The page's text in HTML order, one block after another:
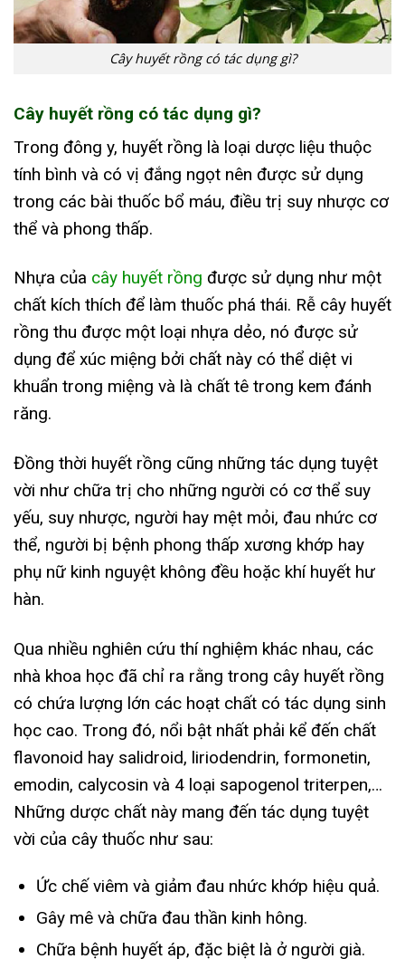
Cây huyết rồng có tác dụng gì?
Cây huyết rồng có tác dụng gì?
Trong đông y, huyết rồng là loại dược liệu thuộc
tính bình và có vị đắng ngọt nên được sử dụng
trong các bài thuốc bổ máu, điều trị suy nhược cơ
thể và phong thấp.
Nhựa của cây huyết rồng được sử dụng như một
chất kích thích để làm thuốc phá thái. Rễ cây huyết
rồng thu được một loại nhựa dẻo, nó được sử
dụng để xúc miệng bởi chất này có thể diệt vi
khuẩn trong miệng và là chất tê trong kem đánh
răng.
Đồng thời huyết rồng cũng những tác dụng tuyệt
vời như chữa trị cho những người có cơ thể suy
yếu, suy nhược, người hay mệt mỏi, đau nhức cơ
thể, người bị bệnh phong thấp xương khớp hay
phụ nữ kinh nguyệt không đều hoặc khí huyết hư
hàn.
Qua nhiều nghiên cứu thí nghiệm khác nhau, các
nhà khoa học đã chỉ ra rằng trong cây huyết rồng
có chứa lượng lớn các hoạt chất có tác dụng sinh
học cao. Trong đó, nổi bật nhất phải kể đến chất
flavonoid hay salidroid, liriodendrin, formonetin,
emodin, calycosin và 4 loại sapogenol triterpen,…
Những dược chất này mang đến tác dụng tuyệt
vời của cây thuốc như sau:
Ức chế viêm và giảm đau nhức khớp hiệu quả.
Gây mê và chữa đau thần kinh hông.
Chữa bệnh huyết áp, đặc biệt là ở người già.